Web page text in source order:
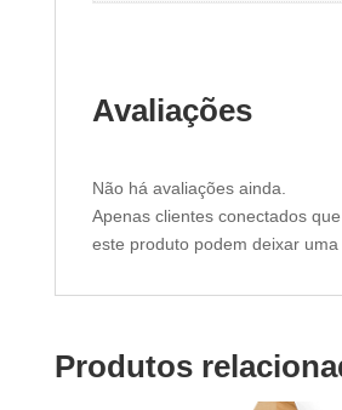
Avaliações
Não há avaliações ainda.
Apenas clientes conectados
este produto podem deixar uma
Produtos